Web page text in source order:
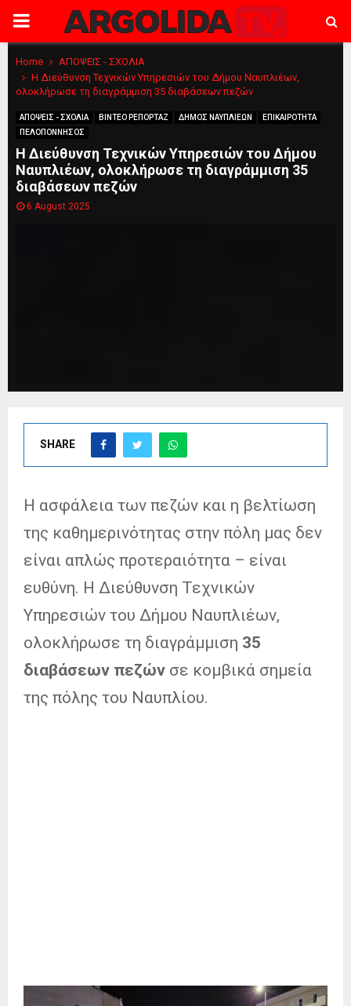
PRIMARY
MENU
Home
ΑΠΟΨΕΙΣ - ΣΧΟΛΙΑ
Η Διεύθυνση Τεχνικών Υπηρεσιών του Δήμου Ναυπλιέων,
ολοκλήρωσε τη διαγράμμιση 35 διαβάσεων πεζών
ΑΠΟΨΕΙΣ - ΣΧΟΛΙΑ ΒΙΝΤΕΟ ΡΕΠΟΡΤΑΖ ΔΗΜΟΣ ΝΑΥΠΛΙΕΩΝ
ΕΠΙΚΑΙΡΟΤΗΤΑ
ΠΕΛΟΠΟΝΝΗΣΟΣ
Η Διεύθυνση Τεχνικών Υπηρεσιών του Δήμου
Ναυπλιέων, ολοκλήρωσε τη διαγράμμιση 35
διαβάσεων πεζών
6 August 2025
SHARE
Η ασφάλεια των πεζών και η βελτίωση
της καθημερινότητας στην πόλη μας δεν
είναι απλώς προτεραιότητα – είναι
ευθύνη. Η Διεύθυνση Τεχνικών
Υπηρεσιών του Δήμου Ναυπλιέων,
ολοκλήρωσε τη διαγράμμιση 35
διαβάσεων πεζών σε κομβικά σημεία
της πόλης του Ναυπλίου.